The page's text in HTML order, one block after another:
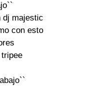
dj majestic
con esto